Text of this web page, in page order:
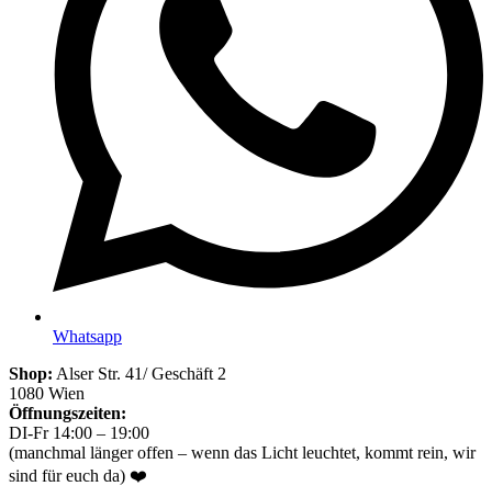
Whatsapp
Shop: Alser Str. 41/ Geschäft 2
1080 Wien
Öffnungszeiten:
DI-Fr 14:00 – 19:00
(manchmal länger offen – wenn das Licht leuchtet, kommt rein, wir
sind für euch da) ❤️